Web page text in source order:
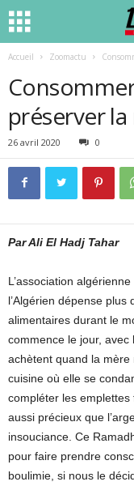
Accueil Zoomactu
préserver
26 avril 2020 0
Par Ali El Hadj Tahar
L’association
l’Algérien dépense
alimentaires durant le
commence le jour,
achètent quand la
cuisine où elle se
compléter les
aussi précieux que
insouciance. Ce
pour faire prendre
boulimie, si nous le